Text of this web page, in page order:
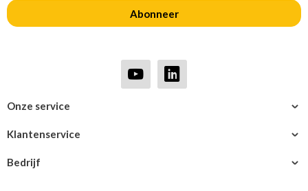
Bedrijf
Klantenservice
Onze service
Abonneer